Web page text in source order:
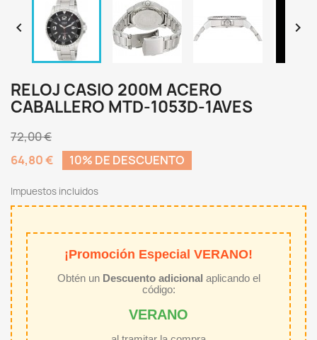
 
RELOJ CASIO 200M ACERO
CABALLERO MTD-1053D-1AVES
72,00 €
64,80 €
10% DE DESCUENTO
Impuestos incluidos
¡Promoción Especial VERANO!
Obtén un Descuento adicional aplicando el
código:
VERANO